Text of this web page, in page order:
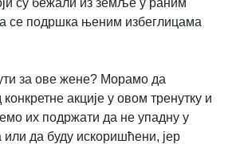
се подршка њеним избеглицама
за ове жене? Морамо да
акције у овом тренутку и
их подржати да не упадну у
да буду искоришћени, јер